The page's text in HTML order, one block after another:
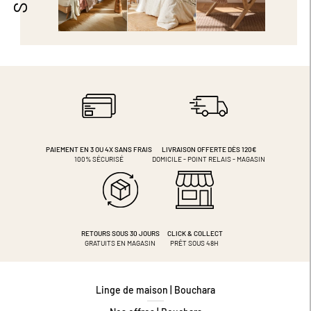
PAIEMENT EN 3 OU 4XSANS FRAIS
100% SÉCURISÉ
LIVRAISON OFFERTE DÈS 120€
DOMICILE - POINT RELAIS - MAGASIN
RETOURS SOUS 30 JOURS
GRATUITS EN MAGASIN
CLICK & COLLECT
PRÊT SOUS 48H
Linge de maison | Bouchara